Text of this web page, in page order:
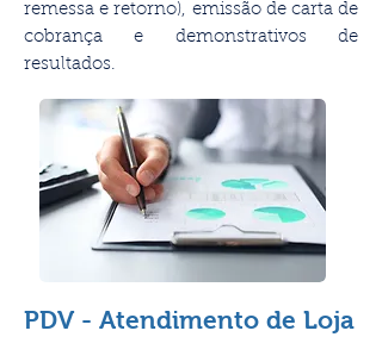
remessa e retorno), emissão de carta de
cobrança e demonstrativos de
resultados.
PDV - Atendimento de Loja